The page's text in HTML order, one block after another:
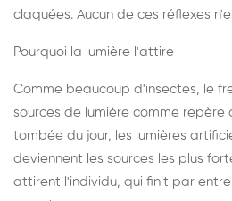
claquées. Aucun de ces réflexes
Pourquoi la lumière l'attire
Comme beaucoup d'insectes, le
sources de lumière comme repère
tombée du jour, les lumières
deviennent les sources les plus
attirent l'individu, qui finit par